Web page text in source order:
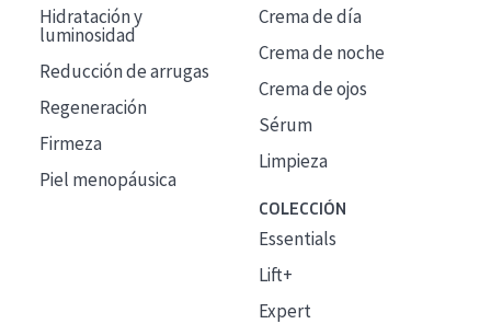
Hidratación y
luminosidad
Reducción de arrugas
Regeneración
Firmeza
Piel menopáusica
Crema de día
Crema de noche
Crema de ojos
Sérum
Limpieza
COLECCIÓN
Essentials
Lift+
Expert